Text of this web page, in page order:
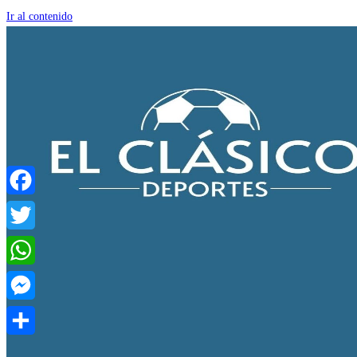
Ir al contenido
Facebook
Twitter
WhatsApp
Messenger